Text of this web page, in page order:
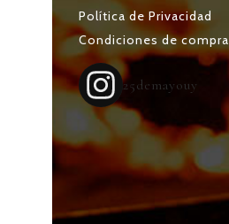
Política de Privacidad
Condiciones de compra
25demayouy